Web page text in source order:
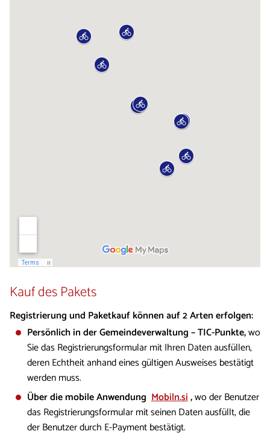
Kauf des Pakets
Registrierung und Paketkauf können auf 2 Arten erfolgen:
Persönlich in der Gemeindeverwaltung – TIC-Punkte,wo
Sie das Registrierungsformular mit Ihren Daten ausfüllen,
deren Echtheit anhand eines gültigen Ausweises bestätigt
werden muss.
Über die mobile AnwendungMobiln.si,wo der Benutzer
das Registrierungsformular mit seinen Daten ausfüllt, die
der Benutzer durch E-Payment bestätigt.